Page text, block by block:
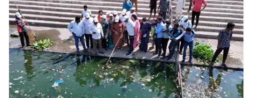
को
मारी
गोली,
मचा
हड़कंप